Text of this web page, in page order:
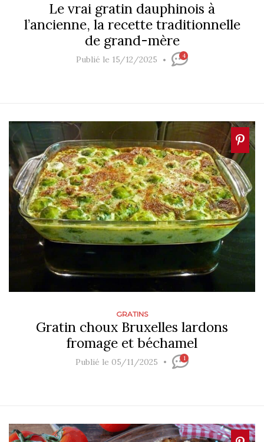
Le vrai gratin dauphinois à
l’ancienne, la recette traditionnelle
de grand-mère
Publié le 15/12/2025 4
GRATINS
Gratin choux Bruxelles lardons
fromage et béchamel
Publié le 05/11/2025 1